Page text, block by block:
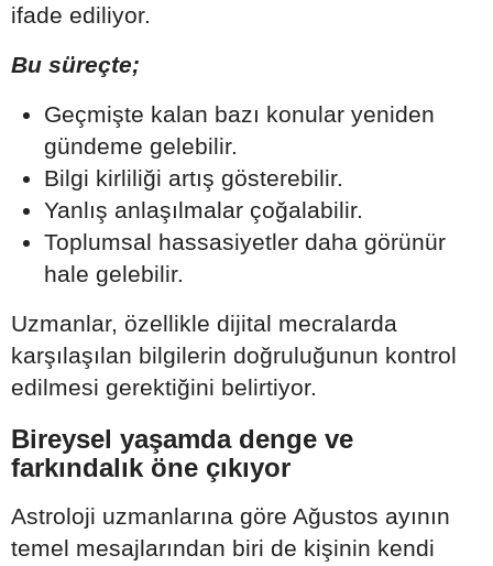
ifade ediliyor.
Bu süreçte;
Geçmişte kalan bazı konular yeniden
gündeme gelebilir.
Bilgi kirliliği artış gösterebilir.
Yanlış anlaşılmalar çoğalabilir.
Toplumsal hassasiyetler daha görünür
hale gelebilir.
Uzmanlar, özellikle dijital mecralarda
karşılaşılan bilgilerin doğruluğunun kontrol
edilmesi gerektiğini belirtiyor.
Bireysel yaşamda denge ve
farkındalık öne çıkıyor
Astroloji uzmanlarına göre Ağustos ayının
temel mesajlarından biri de kişinin kendi